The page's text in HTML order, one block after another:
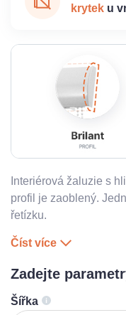
krytek u
Interiérová žaluzie s
profil je zaoblený.
řetízku.
Číst více
Zadejte
Šířka